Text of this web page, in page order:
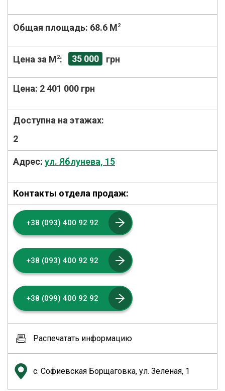
Общая площадь: 68.6 M2
Цена за М2: 35 000 грн
Цена: 2 401 000 грн
Доступна на этажах:
2
Адрес: ул. Яблунева, 15
Контакты отдела продаж:
+38 (093) 400 92 92
+38 (093) 400 92 92
+38 (099) 400 92 92
Распечатать информацию
с. Софиевская Борщаговка, ул. Зеленая, 1